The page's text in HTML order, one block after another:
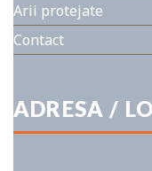
Arii protejate
Contact
ADRESA /